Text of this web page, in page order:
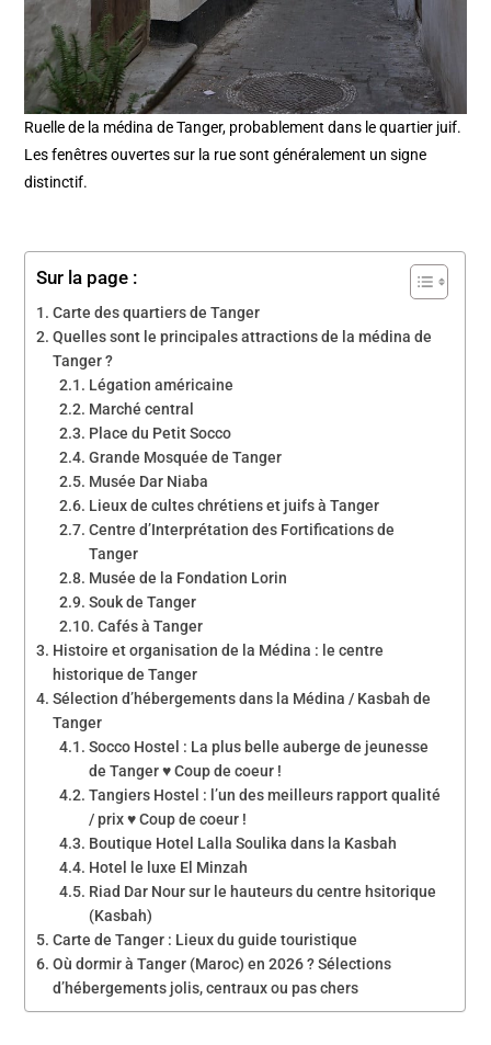
Ruelle de la médina de Tanger, probablement dans le quartier juif.
Les fenêtres ouvertes sur la rue sont généralement un signe
distinctif.
Sur la page :
Carte des quartiers de Tanger
Quelles sont le principales attractions de la médina de
Tanger ?
Légation américaine
Marché central
Place du Petit Socco
Grande Mosquée de Tanger
Musée Dar Niaba
Lieux de cultes chrétiens et juifs à Tanger
Centre d’Interprétation des Fortifications de
Tanger
Musée de la Fondation Lorin
Souk de Tanger
Cafés à Tanger
Histoire et organisation de la Médina : le centre
historique de Tanger
Sélection d’hébergements dans la Médina / Kasbah de
Tanger
Socco Hostel : La plus belle auberge de jeunesse
de Tanger ♥ Coup de coeur !
Tangiers Hostel : l’un des meilleurs rapport qualité
/ prix ♥ Coup de coeur !
Boutique Hotel Lalla Soulika dans la Kasbah
Hotel le luxe El Minzah
Riad Dar Nour sur le hauteurs du centre hsitorique
(Kasbah)
Carte de Tanger : Lieux du guide touristique
Où dormir à Tanger (Maroc) en 2026 ? Sélections
d’hébergements jolis, centraux ou pas chers